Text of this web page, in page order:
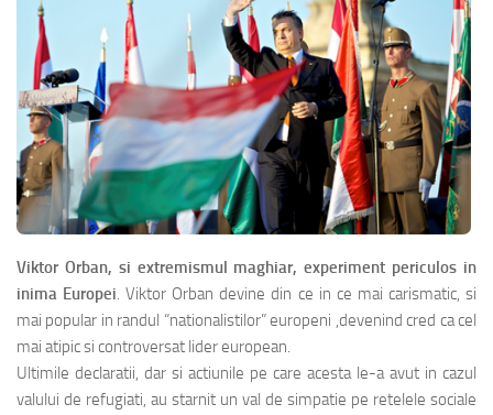
Viktor Orban, si extremismul maghiar, experiment periculos in
inima Europei. Viktor Orban devine din ce in ce mai carismatic, si
mai popular in randul “nationalistilor” europeni ,devenind cred ca cel
mai atipic si controversat lider european.
Ultimile declaratii, dar si actiunile pe care acesta le-a avut in cazul
valului de refugiati, au starnit un val de simpatie pe retelele sociale